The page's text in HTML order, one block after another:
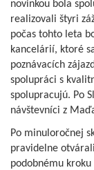
novinkou bola
realizovali štyri
počas tohto leta
kancelárií, ktoré
poznávacích
spolupráci s
spolupracujú. Po
návštevníci z
Po minuloročnej
pravidelne
podobnému